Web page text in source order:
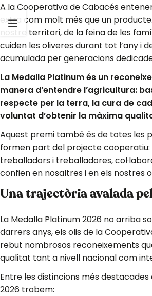
A la Cooperativa de Cabacés
extra com molt més que un
nostre territori, de la feina de les
cuiden les oliveres durant tot l’any i
acumulada per generacions
La Medalla Platinum és un
manera d’entendre l’agricultura:
respecte per la terra, la cura de
voluntat d’obtenir la màxima
Aquest premi també és de totes les
formen part del projecte cooperatiu:
treballadors i treballadores,
confien en nosaltres i en els nostres
Una trajectòria avalada
La Medalla Platinum 2026 no arriba
darrers anys, els olis de la
rebut nombrosos reconeixements
qualitat tant a nivell nacional com
Entre les distincions més destacades
2026 trobem: